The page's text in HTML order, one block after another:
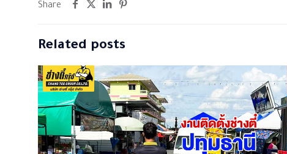
Share
Related posts